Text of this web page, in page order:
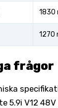
1830
1270
frågor
5.9i V12 48V